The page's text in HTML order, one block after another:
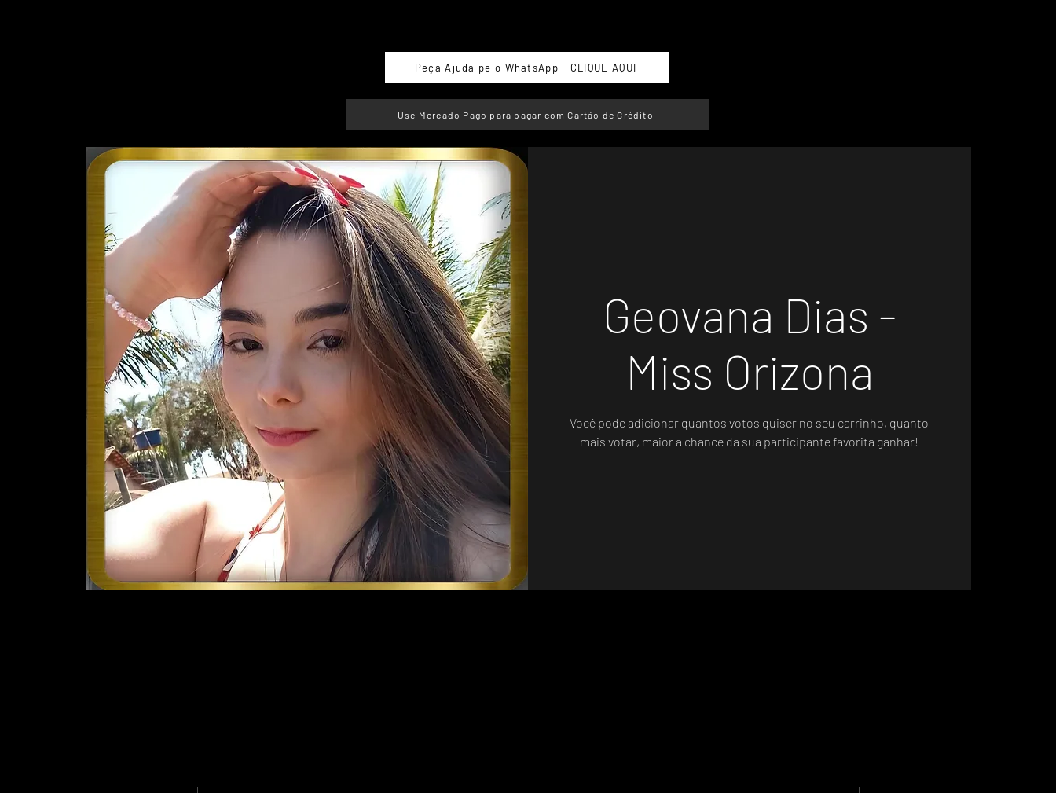
Peça Ajuda pelo WhatsApp - CLIQUE AQUI
Use Mercado Pago para pagar com Cartão de Crédito
Geovana Dias -
Miss Orizona
Você pode adicionar quantos votos quiser no seu carrinho, quanto
mais votar, maior a chance da sua participante favorita ganhar!